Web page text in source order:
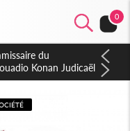
0
du litre du diesel à